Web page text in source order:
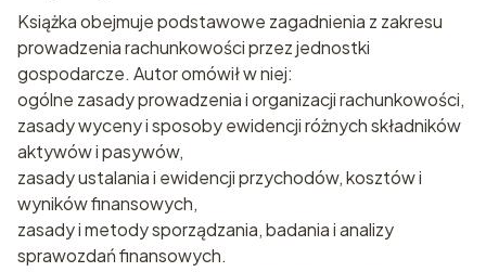
Książka obejmuje podstawowe zagadnienia z zakresu
prowadzenia rachunkowości przez jednostki
gospodarcze. Autor omówił w niej:
ogólne zasady prowadzenia i organizacji rachunkowości,
zasady wyceny i sposoby ewidencji różnych składników
aktywów i pasywów,
zasady ustalania i ewidencji przychodów, kosztów i
wyników finansowych,
zasady i metody sporządzania, badania i analizy
sprawozdań finansowych.